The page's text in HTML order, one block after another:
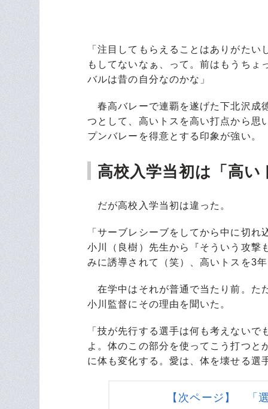
「注目してもらえることはありがた
もしてないなぁ、って。前はもうち
バルは昔の自分なのかな」
春高バレーで連覇を遂げた下北沢成
つとして、高いトスを高い打点から思
プンバレーを得意とする印象が強い。
高校入学当初は「高い
だが高校入学当初は違った。
「サーブレシーブをしてから中に切
小川（良樹）先生から『そういう攻撃
みに誘導されて（笑）、高いトスを3
在学中はそれが普通で当たり前。た
小川監督にその理由を聞いた。
「技が先行する選手は何も考えない
よ。体のこの部分を使ってこう打つと
に体も変化する。愛は、体を壊せる選
【次ページ】 「